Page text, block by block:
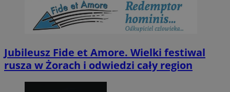
Jubileusz Fide et Amore. Wielki festiwal
rusza w Żorach i odwiedzi cały region